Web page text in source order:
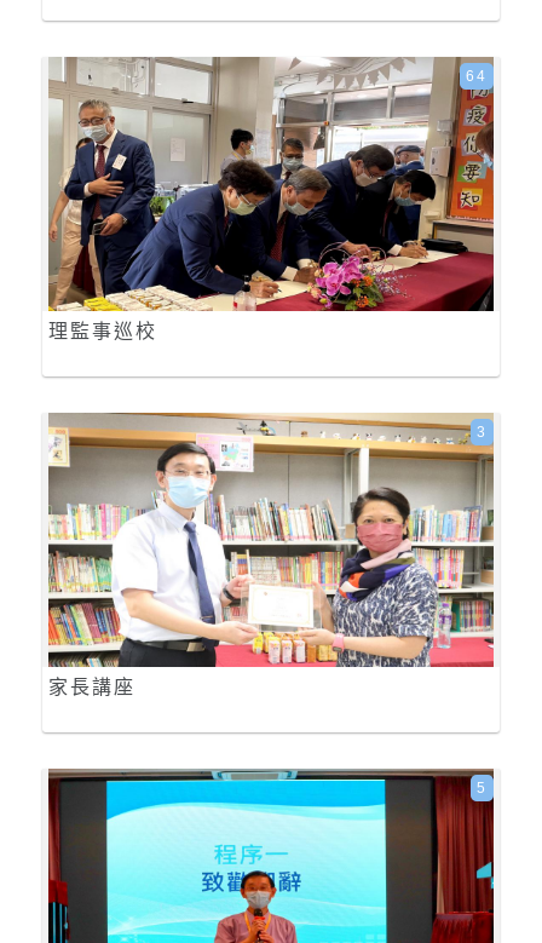
理監事巡校
64
家長講座
3
5